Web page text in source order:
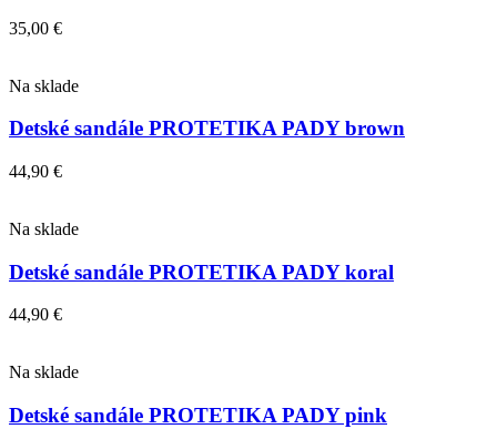
35,00 €
Na sklade
Detské sandále PROTETIKA PADY brown
44,90 €
Na sklade
Detské sandále PROTETIKA PADY koral
44,90 €
Na sklade
Detské sandále PROTETIKA PADY pink